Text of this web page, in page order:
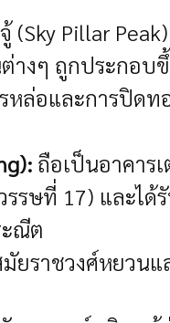
(Sky Pillar
างๆ ถูกประกอ
ล่อและการปิด
ถือเป็นอาคาร
ษที่ 17) และได้
ณีต
ยราชวงศ์หยวน